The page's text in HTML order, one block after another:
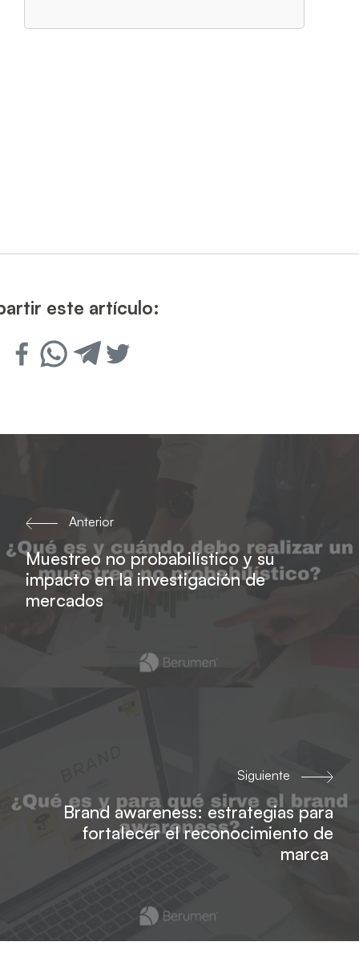
este artículo:
Anterior
Muestreo no probabilístico y su
impacto en la investigación de
mercados
Siguiente
Brand awareness: estrategias para
fortalecer el reconocimiento de
marca